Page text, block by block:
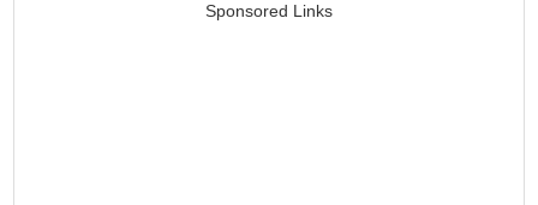
Sponsored Links